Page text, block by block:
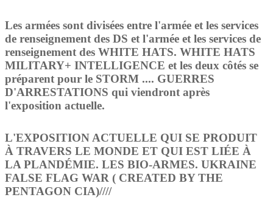
Les armées sont divisées entre l'armée et les services
de renseignement des DS et l'armée et les services de
renseignement des WHITE HATS. WHITE HATS
MILITARY+ INTELLIGENCE et les deux côtés se
préparent pour le STORM .... GUERRES
D'ARRESTATIONSqui viendront après
l'exposition actuelle.
L'EXPOSITION ACTUELLE QUI SE PRODUIT
À TRAVERS LE MONDE ET QUI EST LIÉE À
LA PLANDÉMIE. LES BIO-ARMES. UKRAINE
FALSE FLAG WAR ( CREATED BY THE
PENTAGON CIA)////